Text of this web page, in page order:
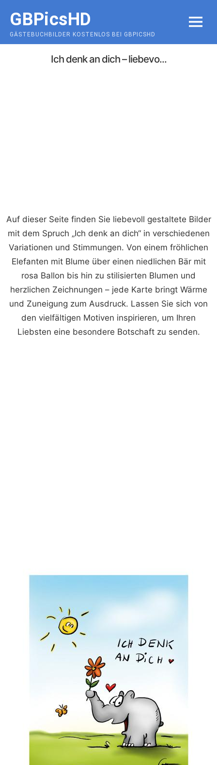
content
GBPicsHD
GÄSTEBUCHBILDER KOSTENLOS BEI GBPICSHD
MENU
Ich denk an dich – liebevo...
Auf dieser Seite finden Sie liebevoll gestaltete Bilder
mit dem Spruch „Ich denk an dich“ in verschiedenen
Variationen und Stimmungen. Von einem fröhlichen
Elefanten mit Blume über einen niedlichen Bär mit
rosa Ballon bis hin zu stilisierten Blumen und
herzlichen Zeichnungen – jede Karte bringt Wärme
und Zuneigung zum Ausdruck. Lassen Sie sich von
den vielfältigen Motiven inspirieren, um Ihren
Liebsten eine besondere Botschaft zu senden.